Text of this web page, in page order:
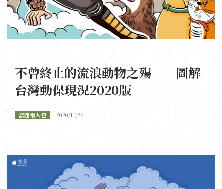
不曾終止的流浪動物之殤——圖解
台灣動保現況2020版
議題懶人包 2020/11/26